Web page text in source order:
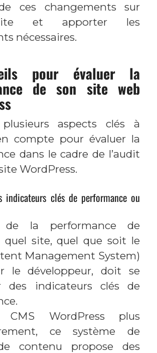
ces changements sur
et apporter les
nécessaires.
pour évaluer la
de son site web
aspects clés à
compte pour évaluer la
dans le cadre de l’audit
WordPress.
indicateurs clés de performance ou
de la performance de
quel site, quel que soit le
Management System)
le développeur, doit se
des indicateurs clés de
WordPress plus
ce système de
contenu propose des